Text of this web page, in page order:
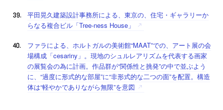
平田晃久建築設計事務所による、東京の、住宅・ギャラリーか
らなる複合ビル「Tree-ness House」
ファラによる、ホルトガルの美術館“MAAT”での、アート展の会
場構成「cesariny」。現地のシュルレアリズムを代表する画家
の展覧会の為に計画。作品群が“関係性と挑発”の中で並ぶよう
に、“過度に形式的な部屋”に“非形式的な二つの面”を配置。構造
体は“軽やかでありながら無限”を意図